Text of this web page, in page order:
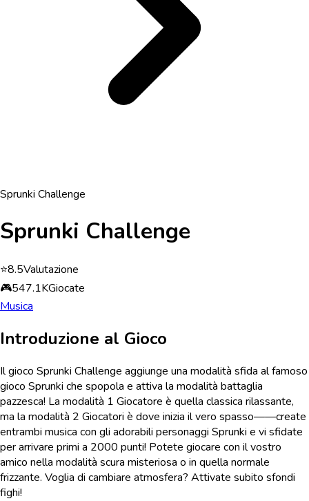
Sprunki Challenge
Sprunki Challenge
⭐8.5Valutazione
🎮547.1KGiocate
Musica
Introduzione al Gioco
Il gioco Sprunki Challenge aggiunge una modalità sfida al famoso
gioco Sprunki che spopola e attiva la modalità battaglia
pazzesca! La modalità 1 Giocatore è quella classica rilassante,
ma la modalità 2 Giocatori è dove inizia il vero spasso——create
entrambi musica con gli adorabili personaggi Sprunki e vi sfidate
per arrivare primi a 2000 punti! Potete giocare con il vostro
amico nella modalità scura misteriosa o in quella normale
frizzante. Voglia di cambiare atmosfera? Attivate subito sfondi
fighi!